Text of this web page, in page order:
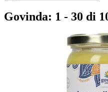
Govinda: 1 - 30 di